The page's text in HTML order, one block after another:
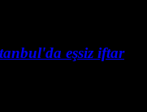
eşsiz iftar